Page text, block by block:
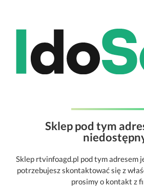
Sklep pod tym
Sklep rtvinfoagd.pl pod tym adresem
potrzebujesz skontaktować się z
prosimy o kontakt z